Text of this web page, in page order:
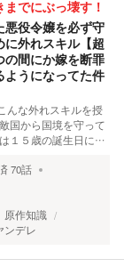
でにぶっ壊す！
悪役令嬢を必ず守
に外れスキル【超
の間にか嫁を断罪
ようになってた件
んな外れスキルを授
国から国境を守って
１５歳の誕生日に…
70話
原作知識
ンデレ